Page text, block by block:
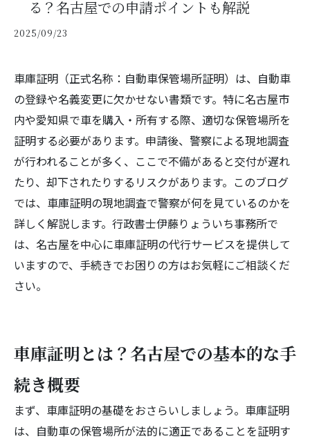
る？名古屋での申請ポイントも解説
2025/09/23
車庫証明（正式名称：自動車保管場所証明）は、自動車
の登録や名義変更に欠かせない書類です。特に名古屋市
内や愛知県で車を購入・所有する際、適切な保管場所を
証明する必要があります。申請後、警察による現地調査
が行われることが多く、ここで不備があると交付が遅れ
たり、却下されたりするリスクがあります。このブログ
では、車庫証明の現地調査で警察が何を見ているのかを
詳しく解説します。行政書士伊藤りょういち事務所で
は、名古屋を中心に車庫証明の代行サービスを提供して
いますので、手続きでお困りの方はお気軽にご相談くだ
さい。
車庫証明とは？名古屋での基本的な手
続き概要
まず、車庫証明の基礎をおさらいしましょう。車庫証明
は、自動車の保管場所が法的に適正であることを証明す